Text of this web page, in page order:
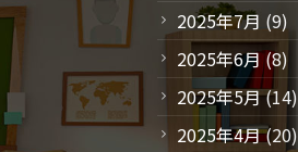
2025年7月 (9)
2025年6月(8)
2025年5月(14)
2025年4月(20)